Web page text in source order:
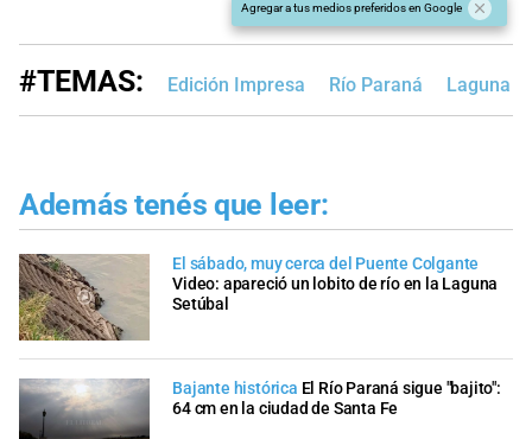
Agregar a tus medios preferidos en Google
#TEMAS: Edición Impresa Río Paraná Laguna
Además tenés que leer:
El sábado, muy cerca del Puente Colgante
Video: apareció un lobito de río en la Laguna
Setúbal
Bajante histórica El Río Paraná sigue "bajito":
64 cm en la ciudad de Santa Fe